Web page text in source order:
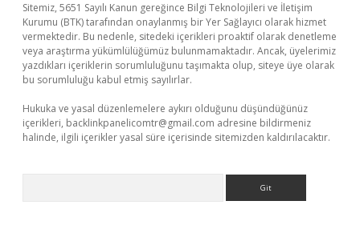
Sitemiz, 5651 Sayılı Kanun gereğince Bilgi Teknolojileri ve İletişim
Kurumu (BTK) tarafından onaylanmış bir Yer Sağlayıcı olarak hizmet
vermektedir. Bu nedenle, sitedeki içerikleri proaktif olarak denetleme
veya araştırma yükümlülüğümüz bulunmamaktadır. Ancak, üyelerimiz
yazdıkları içeriklerin sorumluluğunu taşımakta olup, siteye üye olarak
bu sorumluluğu kabul etmiş sayılırlar.
Hukuka ve yasal düzenlemelere aykırı olduğunu düşündüğünüz
içerikleri, backlinkpanelicomtr@gmail.com adresine bildirmeniz
halinde, ilgili içerikler yasal süre içerisinde sitemizden kaldırılacaktır.